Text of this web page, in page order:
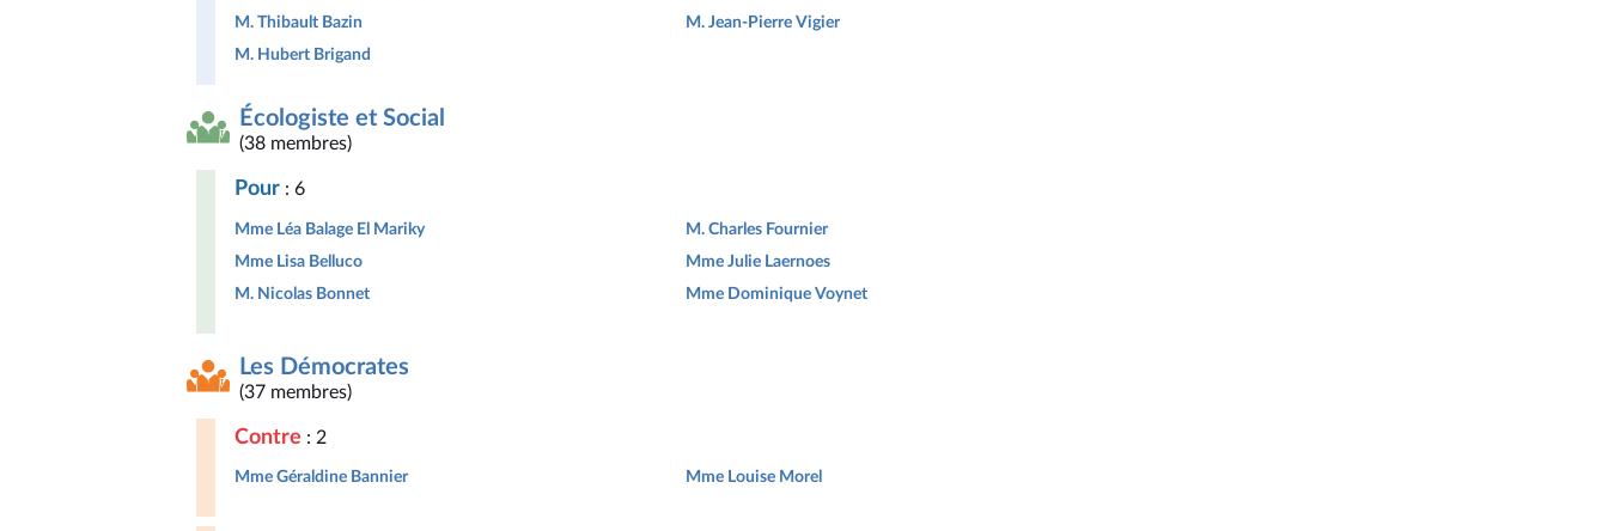
M. Thibault Bazin
M. Hubert Brigand
M. Jean-Pierre Vigier
Écologiste et Social
(38 membres)
Pour : 6
Mme Léa Balage El Mariky
Mme Lisa Belluco
M. Nicolas Bonnet
M. Charles Fournier
Mme Julie Laernoes
Mme Dominique Voynet
Les Démocrates
(37 membres)
Contre : 2
Mme Géraldine Bannier Mme Louise Morel